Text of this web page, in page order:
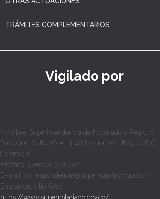
TRÁMITES COMPLEMENTARIOS
Vigilado por
Nombre: Superintendencia de Notariado y Registro
Dirección: Calle 26 # 13-49 Interior 201, Bogotá D.C.
Colombia.
teléfono: 57+(601) 328 2121
E-mail: correspondencia@supernotariado.gov.co
Enlace del sitio Web:
https://www.supernotariado.gov.co/